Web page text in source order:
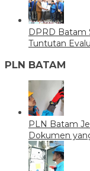
DPRD Batam
Tuntutan
PLN BATAM
PLN Batam
Dokumen